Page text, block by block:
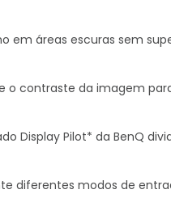
em áreas escuras sem
e o contraste da imagem
Display Pilot* da BenQ
diferentes modos de